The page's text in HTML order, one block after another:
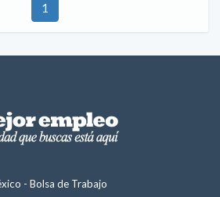
1
- Bolsa de Trabajo